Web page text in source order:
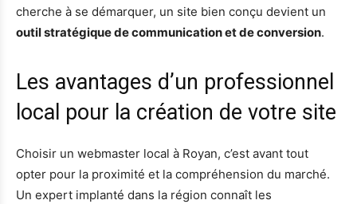
cherche à se démarquer, un site bien conçu devient un
outil stratégique de communication et de conversion.
Les avantages d’un professionnel
local pour la création de votre site
Choisir un webmaster local à Royan, c’est avant tout
opter pour la proximité et la compréhension du marché.
Un expert implanté dans la région connaît les